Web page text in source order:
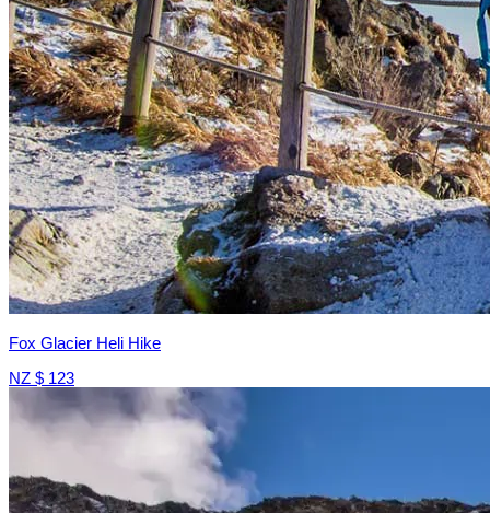
Fox Glacier Heli Hike
NZ $ 123